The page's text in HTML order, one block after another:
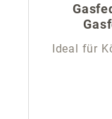
Ideal für